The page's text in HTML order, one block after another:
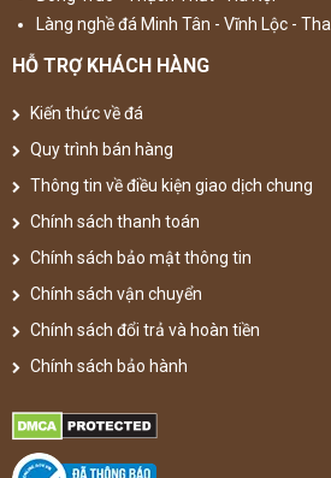
Làng nghề đá Minh Tân - Vĩnh Lộc -
HỖ TRỢ KHÁCH HÀNG
Kiến thức về đá
Quy trình bán hàng
Thông tin về điều kiện giao dịch chung
Chính sách thanh toán
Chính sách bảo mật thông tin
Chính sách vận chuyển
Chính sách đổi trả và hoàn tiền
Chính sách bảo hành